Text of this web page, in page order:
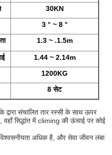
30KN
3 ° ~ 8 °
1.3 ~ .1.5m
1.44 ~ 2.14m
1200KG
8 सेट
संचालित तार रस्सी के साथ ऊपर
सिद्धांत में climing की ऊंचाई पर कोई
अधिक है, और सेवा जीवन लंबा